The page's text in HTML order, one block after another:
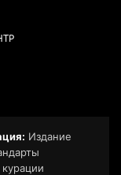
Издание